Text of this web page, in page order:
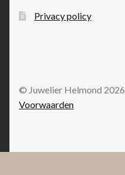
Privacy policy
© Juwelier Helmond 2026
Voorwaarden